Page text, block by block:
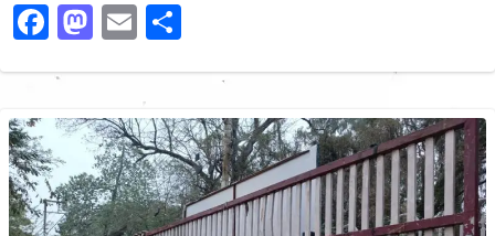
Facebook
Mastodon
Email